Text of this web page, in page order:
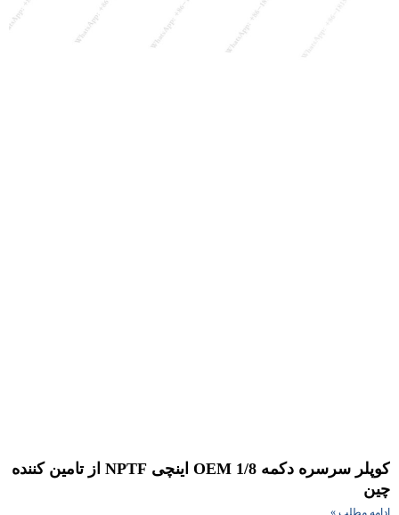
کوپلر سرسره دکمه OEM 1/8 اینچی NPTF از تامین کننده
مطلب »